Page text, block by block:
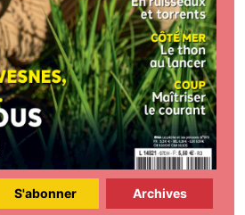
S'abonner Archives